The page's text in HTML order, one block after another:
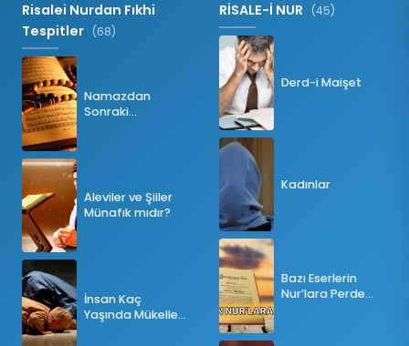
Risalei Nurdan Fıkhi
Tespitler (68)
Namazdan
Sonraki
Aleviler ve Şiiler
Münafık mıdır?
İnsan Kaç
Yaşında Mükellef
RİSALE-İ NUR (45)
Derd-i Maişet
Kadınlar
Bazı Eserlerin
Nur’lara Perde